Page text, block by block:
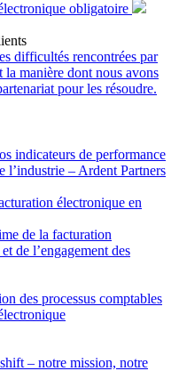
obligatoire
difficultés rencontrées par
la manière dont nous avons
pour les résoudre.
indicateurs de performance
l’industrie – Ardent Partners
électronique en
de la facturation
de l’engagement des
des processus comptables
– notre mission, notre